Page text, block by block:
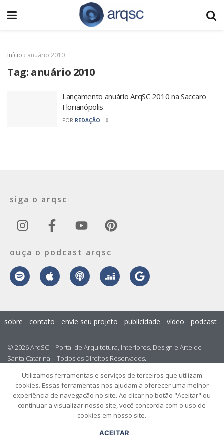
Início › anuário 2010
Tag: anuário 2010
Lançamento anuário ArqSC 2010 na Saccaro
Florianópolis
POR REDAÇÃO 0
siga o arqsc
ouça o podcast arqsc
© 2026 ArqSC – Portal de Arquitetura, Interiores, Design e Arte de
Santa Catarina – Todos os Direitos Reservados.
sobre contato envie seu projeto publicidade vídeo podcast
Utilizamos ferramentas e serviços de terceiros que utilizam
cookies. Essas ferramentas nos ajudam a oferecer uma melhor
experiência de navegação no site. Ao clicar no botão "Aceitar" ou
continuar a visualizar nosso site, você concorda com o uso de
cookies em nosso site.
ACEITAR